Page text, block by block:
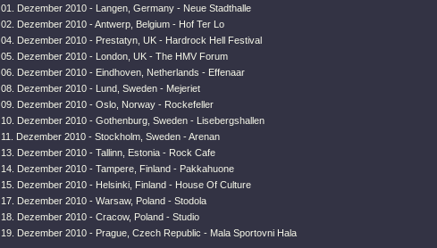
01. Dezember 2010 - Langen, Germany - Neue Stadthalle
02. Dezember 2010 - Antwerp, Belgium - Hof Ter Lo
04. Dezember 2010 - Prestatyn, UK - Hardrock Hell Festival
05. Dezember 2010 - London, UK - The HMV Forum
06. Dezember 2010 - Eindhoven, Netherlands - Effenaar
08. Dezember 2010 - Lund, Sweden - Mejeriet
09. Dezember 2010 - Oslo, Norway - Rockefeller
10. Dezember 2010 - Gothenburg, Sweden - Lisebergshallen
11. Dezember 2010 - Stockholm, Sweden - Arenan
13. Dezember 2010 - Tallinn, Estonia - Rock Cafe
14. Dezember 2010 - Tampere, Finland - Pakkahuone
15. Dezember 2010 - Helsinki, Finland - House Of Culture
17. Dezember 2010 - Warsaw, Poland - Stodola
18. Dezember 2010 - Cracow, Poland - Studio
19. Dezember 2010 - Prague, Czech Republic - Mala Sportovni Hala